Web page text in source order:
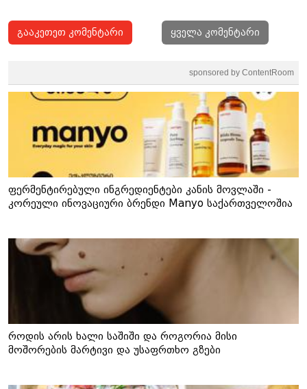
გააკეთეთ კომენტარი ყველა კომენტარი
sponsored by ContentRoom
ფერმენტირებული ინგრედიენტები კანის მოვლაში -
კორეული ინოვაციური ბრენდი Manyo საქართველოშია
როდის არის ხალი საშიში და როგორია მისი
მოშორების მარტივი და უსაფრთხო გზები